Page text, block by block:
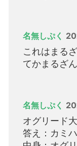
名無しぷく
これはまる
てかまるざ
名無しぷく
オグリード
答え：カミ